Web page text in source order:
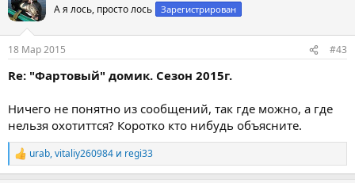
А я лось, просто лось Зарегистрирован
18 Мар 2015 #43
Re: "Фартовый" домик. Сезон 2015г.
Ничего не понятно из сообщений, так где можно, а где
нельзя охотиттся? Коротко кто нибудь объясните.
Р
е
urab,vitaliy260984 и regi33